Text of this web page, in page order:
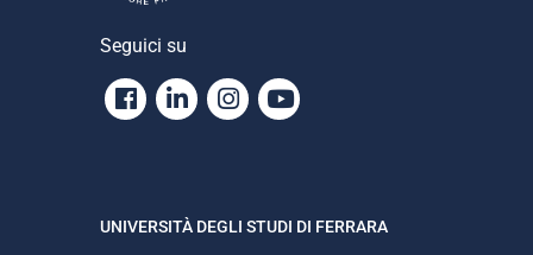
Seguici su
Facebook
LinkedinInstagram
Youtube
UNIVERSITÀ DEGLI STUDI DI FERRARA